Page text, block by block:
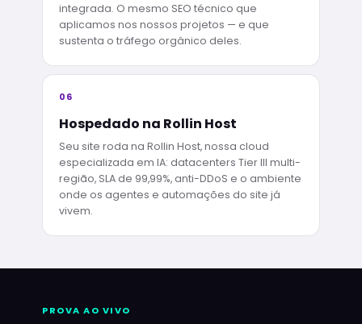
integrada. O mesmo SEO técnico que
aplicamos nos nossos projetos — e que
sustenta o tráfego orgânico deles.
06
Hospedado na Rollin Host
Seu site roda na Rollin Host, nossa cloud
especializada em IA: datacenters Tier III multi-
região, SLA de 99,99%, anti-DDoS e o ambiente
onde os agentes e automações do site já
vivem.
PROVA AO VIVO